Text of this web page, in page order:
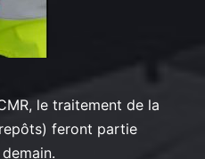
le traitement de la
feront partie